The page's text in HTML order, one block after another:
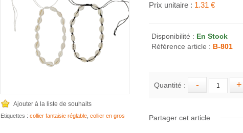
Ajouter à la liste de souhaits
Etiquettes : collier fantaisie réglable collier en gros
Prix unitaire : 1.31 €
Disponibilité : En Stock
Référence article : B-801
Quantité :
Partager cet article